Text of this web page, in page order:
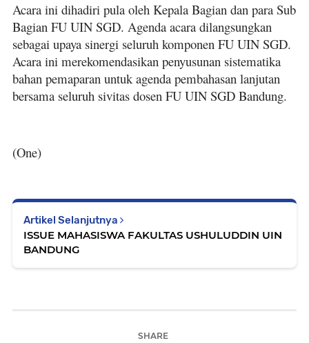
Acara ini dihadiri pula oleh Kepala Bagian dan para Sub
Bagian FU UIN SGD. Agenda acara dilangsungkan
sebagai upaya sinergi seluruh komponen FU UIN SGD.
Acara ini merekomendasikan penyusunan sistematika
bahan pemaparan untuk agenda pembahasan lanjutan
bersama seluruh sivitas dosen FU UIN SGD Bandung.
(One)
Artikel Selanjutnya
ISSUE MAHASISWA FAKULTAS USHULUDDIN UIN
BANDUNG
SHARE